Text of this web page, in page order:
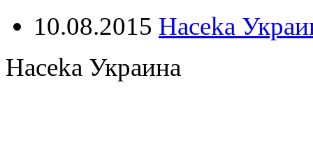
10.08.2015 Haceka
Haceka Украина